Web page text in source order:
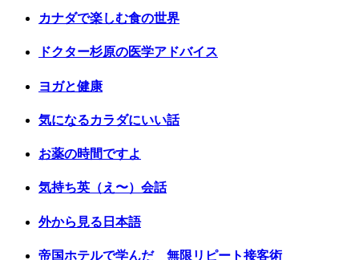
カナダで楽しむ食の世界
ドクター杉原の医学アドバイス
ヨガと健康
気になるカラダにいい話
お薬の時間ですよ
気持ち英（え〜）会話
外から見る日本語
帝国ホテルで学んだ 無限リピート接客術